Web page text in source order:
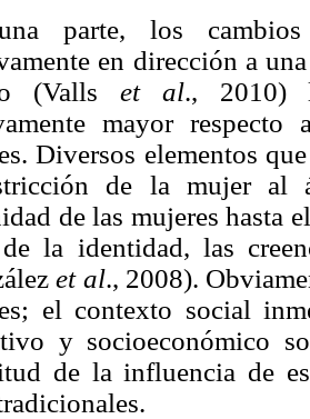
parte, los
en dirección a
(Valls et al., 2010)
mayor
Diversos elementos
de la mujer al
de las mujeres hasta
la identidad, las
et al., 2008).
el contexto social
y socioeconómico
de la influencia de